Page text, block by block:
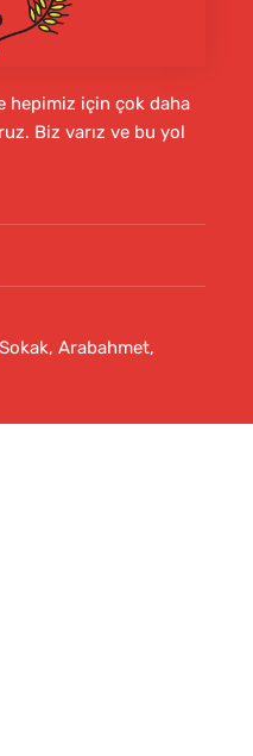
hepimiz için çok daha
Biz varız ve bu yol
Arabahmet,